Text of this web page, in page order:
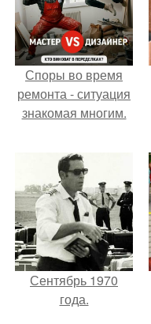
Споры во время
ремонта - ситуация
знакомая многим.
Сентябрь 1970
года.